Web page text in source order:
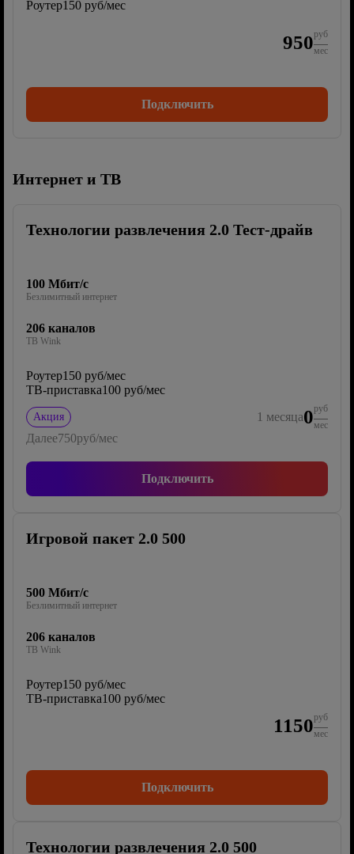
Роутер150 руб/мес
950руб
мес
Подключить
Интернет и ТВ
Технологии развлечения 2.0 Тест-драйв
100 Мбит/с
Безлимитный интернет
206 каналов
ТВ Wink
Роутер150 руб/мес
ТВ-приставка100 руб/мес
Акция 1 месяца0руб
мес
Далее750руб/мес
Подключить
Игровой пакет 2.0 500
500 Мбит/с
Безлимитный интернет
206 каналов
ТВ Wink
Роутер150 руб/мес
ТВ-приставка100 руб/мес
1150руб
мес
Подключить
Технологии развлечения 2.0 500